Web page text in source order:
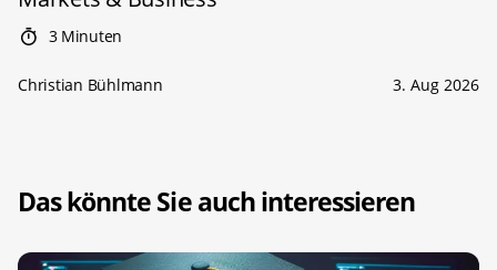
3 Minuten
Christian Bühlmann 3. Aug 2026
Das könnte Sie auch interessieren